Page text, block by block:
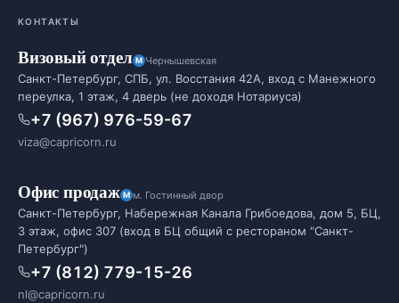
КОНТАКТЫ
Визовый отдел Чернышевская
Санкт-Петербург, СПБ, ул. Восстания 42А, вход с Манежного
переулка, 1 этаж, 4 дверь (не доходя Нотариуса)
+7 (967) 976-59-67
viza@capricorn.ru
Офис продаж м. Гостинный двор
Санкт-Петербург, Набережная Канала Грибоедова, дом 5, БЦ,
3 этаж, офис 307 (вход в БЦ общий с рестораном "Санкт-
Петербург")
+7 (812) 779-15-26
nl@capricorn.ru